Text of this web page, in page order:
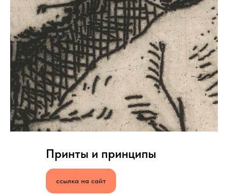
Принты и принципы
ссылка на сайт